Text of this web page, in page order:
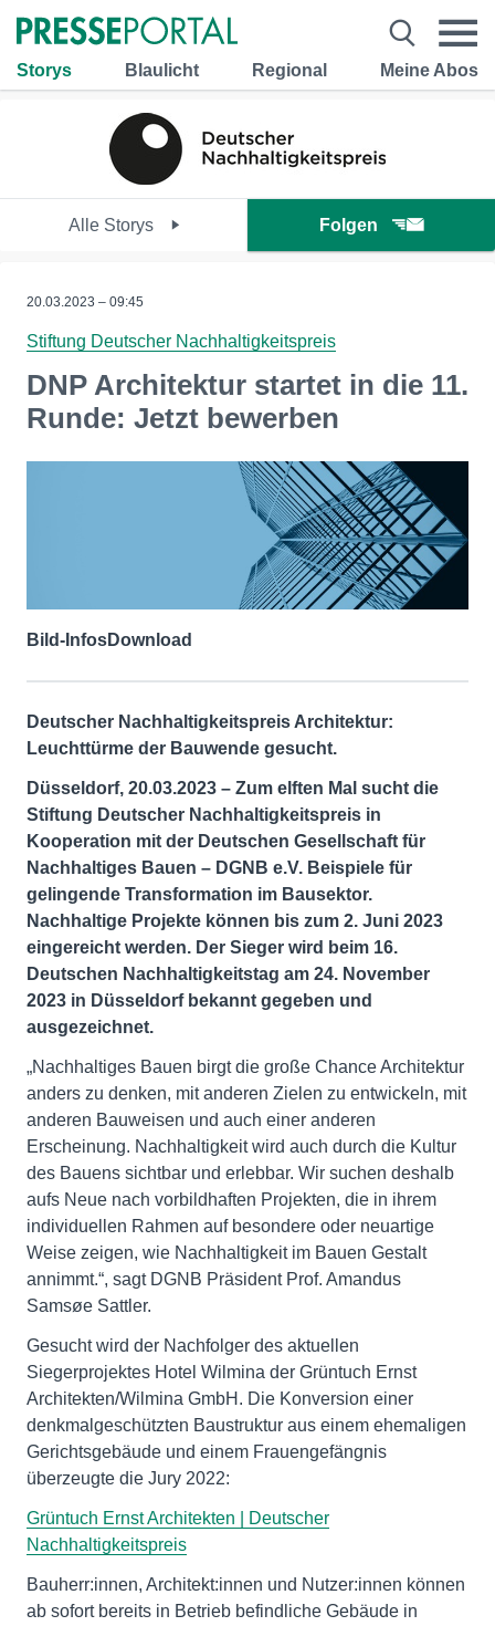
Storys Blaulicht Regional Meine Abos
Alle Storys Folgen
20.03.2023 – 09:45
Stiftung Deutscher Nachhaltigkeitspreis
DNP Architektur startet in die 11.
Runde: Jetzt bewerben
Bild-InfosDownload
Deutscher Nachhaltigkeitspreis Architektur:
Leuchttürme der Bauwende gesucht.
Düsseldorf, 20.03.2023 – Zum elften Mal sucht die
Stiftung Deutscher Nachhaltigkeitspreis in
Kooperation mit der Deutschen Gesellschaft für
Nachhaltiges Bauen – DGNB e.V. Beispiele für
gelingende Transformation im Bausektor.
Nachhaltige Projekte können bis zum 2. Juni 2023
eingereicht werden. Der Sieger wird beim 16.
Deutschen Nachhaltigkeitstag am 24. November
2023 in Düsseldorf bekannt gegeben und
ausgezeichnet.
„Nachhaltiges Bauen birgt die große Chance Architektur
anders zu denken, mit anderen Zielen zu entwickeln, mit
anderen Bauweisen und auch einer anderen
Erscheinung. Nachhaltigkeit wird auch durch die Kultur
des Bauens sichtbar und erlebbar. Wir suchen deshalb
aufs Neue nach vorbildhaften Projekten, die in ihrem
individuellen Rahmen auf besondere oder neuartige
Weise zeigen, wie Nachhaltigkeit im Bauen Gestalt
annimmt.“, sagt DGNB Präsident Prof. Amandus
Samsøe Sattler.
Gesucht wird der Nachfolger des aktuellen
Siegerprojektes Hotel Wilmina der Grüntuch Ernst
Architekten/Wilmina GmbH. Die Konversion einer
denkmalgeschützten Baustruktur aus einem ehemaligen
Gerichtsgebäude und einem Frauengefängnis
überzeugte die Jury 2022:
Grüntuch Ernst Architekten | Deutscher
Nachhaltigkeitspreis
Bauherr:innen, Architekt:innen und Nutzer:innen können
ab sofort bereits in Betrieb befindliche Gebäude in